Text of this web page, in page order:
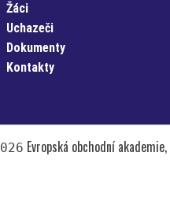
Žáci
Uchazeči
Dokumenty
Kontakty
Evropská obchodní akademie,